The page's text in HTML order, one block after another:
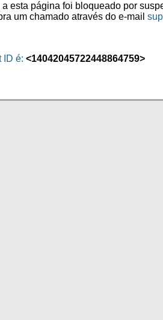
esta página foi bloqueado por
um chamado através do e-mail
ID é: <14042045722448864759>